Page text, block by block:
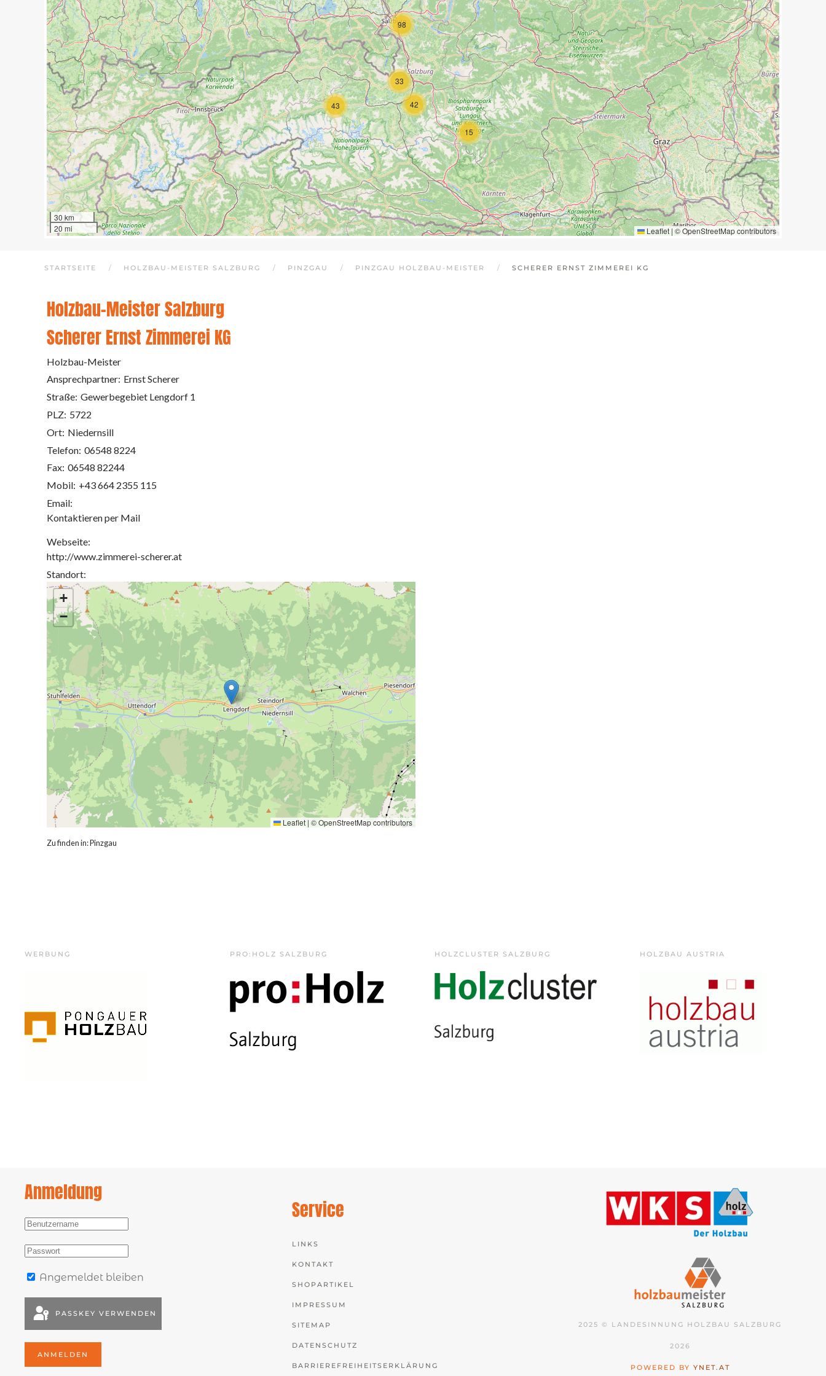
15
33
42
43
98
30 km
20 mi
Leaflet |©OpenStreetMapcontributors
STARTSEITE HOLZBAU-MEISTER SALZBURG PINZGAU PINZGAU HOLZBAU-MEISTER SCHERER ERNST ZIMMEREI KG
Holzbau-Meister Salzburg
Scherer Ernst Zimmerei KG
Holzbau-Meister
Ansprechpartner: Ernst Scherer
Straße: Gewerbegebiet Lengdorf 1
PLZ: 5722
Ort: Niedernsill
Telefon: 06548 8224
Fax: 06548 82244
Mobil: +43 664 2355 115
Email:
Kontaktieren per Mail
Webseite:
http://www.zimmerei-scherer.at
Standort:
+
−
Leaflet | ©OpenStreetMapcontributors
Zu finden in:Pinzgau
WERBUNG PRO:HOLZ SALZBURG HOLZCLUSTER SALZBURG HOLZBAU AUSTRIA
Anmeldung
Angemeldet bleiben
PASSKEY VERWENDEN
ANMELDEN
Service
LINKS
KONTAKT
SHOPARTIKEL
IMPRESSUM
SITEMAP
DATENSCHUTZ
BARRIEREFREIHEITSERKLÄRUNG
2025 © LANDESINNUNG HOLZBAU SALZBURG
2026
POWERED BY YNET.AT